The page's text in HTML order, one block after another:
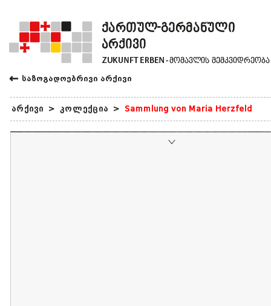
← საზოგადოებრივი არქივი
არქივი > კოლექცია > Sammlung von Maria Herzfeld